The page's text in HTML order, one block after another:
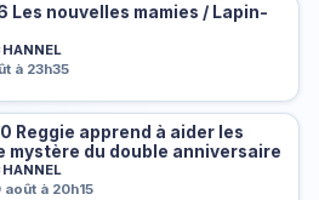
Les nouvelles mamies / Lapin-
à 23h35
Reggie apprend à aider les
mystère du double anniversaire
à 20h15